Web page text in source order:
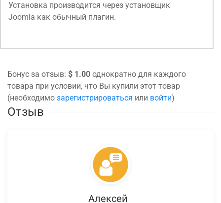
Установка производится через установщик
Joomla как обычный плагин.
Бонус за отзыв: $ 1.00 однократно для каждого
товара при условии, что Вы купили этот товар
(необходимо зарегистрироваться или войти)
Отзыв
Алексей